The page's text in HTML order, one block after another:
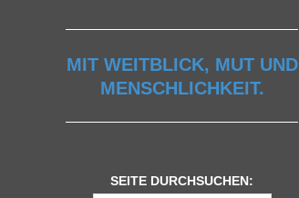
MIT WEITBLICK, MUT UND
MENSCHLICHKEIT.
SEITE DURCHSUCHEN: